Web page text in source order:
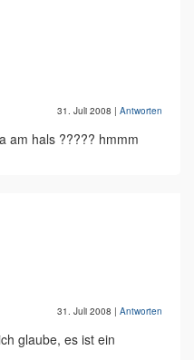
31. Juli 2008 | Antworten
am hals ????? hmmm
31. Juli 2008 | Antworten
glaube, es ist ein